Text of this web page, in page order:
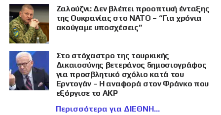
Ζαλούζνι: Δεν βλέπει προοπτική ένταξης
της Ουκρανίας στο ΝΑΤΟ – “Για χρόνια
ακούγαμε υποσχέσεις”
Στο στόχαστρο της τουρκικής
Δικαιοσύνης βετεράνος δημοσιογράφος
για προσβλητικό σχόλιο κατά του
Ερντογάν – Η αναφορά στον Φράνκο που
εξόργισε το AKP
Περισσότερα για ΔΙΕΘΝΗ